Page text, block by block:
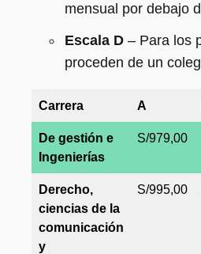
mensual por debajo
Escala D – Para los
proceden de un
Carrera A
De gestión e
Ingenierías
S/979,00
Derecho,
ciencias de la
comunicación
y
S/995,00